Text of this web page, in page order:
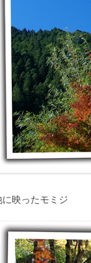
に映ったモミジ